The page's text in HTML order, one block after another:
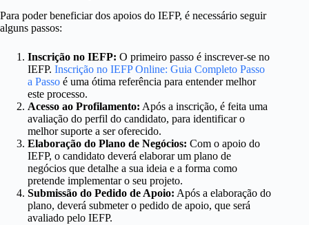
Para poder beneficiar dos apoios do IEFP, é necessário seguir
alguns passos:
Inscrição no IEFP: O primeiro passo é inscrever-se no
IEFP. Inscrição no IEFP Online: Guia Completo Passo
a Passo é uma ótima referência para entender melhor
este processo.
Acesso ao Profilamento: Após a inscrição, é feita uma
avaliação do perfil do candidato, para identificar o
melhor suporte a ser oferecido.
Elaboração do Plano de Negócios: Com o apoio do
IEFP, o candidato deverá elaborar um plano de
negócios que detalhe a sua ideia e a forma como
pretende implementar o seu projeto.
Submissão do Pedido de Apoio: Após a elaboração do
plano, deverá submeter o pedido de apoio, que será
avaliado pelo IEFP.